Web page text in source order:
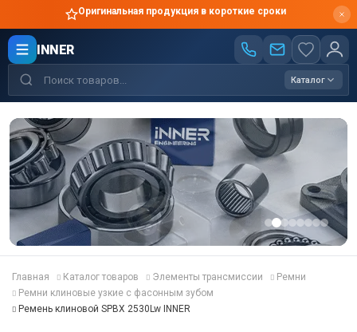
Оригинальная продукция в короткие сроки
INNER
Каталог
Главная Каталог товаров Элементы трансмиссии
Ремни
Ремни клиновые узкие с фасонным зубом
Ремень клиновой SPBX 2530Lw INNER